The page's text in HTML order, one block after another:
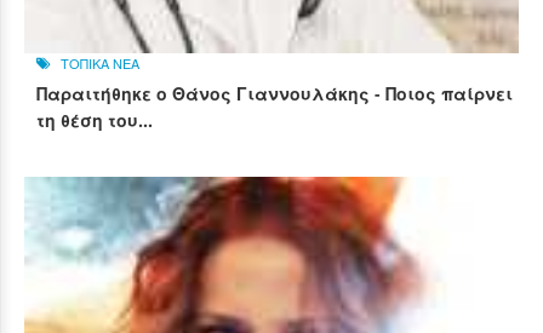
ΤΟΠΙΚΑ ΝΕΑ
Παραιτήθηκε ο Θάνος Γιαννουλάκης - Ποιος παίρνει
τη θέση του...